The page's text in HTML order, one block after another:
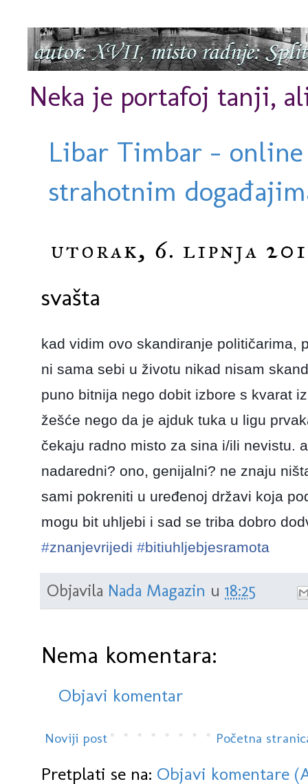
Neka je portafoj tanji,
Libar Timbar -
strahotnim
utorak, 6. lipnja
svašta
kad vidim ovo skandiranje političarima,
ni sama sebi u životu nikad nisam
puno bitnija nego dobit izbore s kvarat
žešće nego da je ajduk tuka u ligu
čekaju radno misto za sina i/ili nevistu.
nadaredni? ono, genijalni? ne znaju
sami pokreniti u uređenoj državi koja
mogu bit uhljebi i sad se triba dobro
#znanjevrijedi #bitiuhljebjesramota
Objavila Nada Magazin u 18:25
Nema komentara:
Objavi komentar
Noviji post Početna
Pretplati se na: Objavi komentare